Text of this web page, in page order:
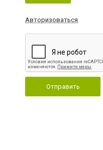
Авторизоваться
Отправить